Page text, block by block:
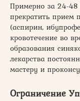
Примерно за 24-48
прекратить прием
(аспирин,
кровотечение во
образования
лекарства
мастеру и
Ограничение